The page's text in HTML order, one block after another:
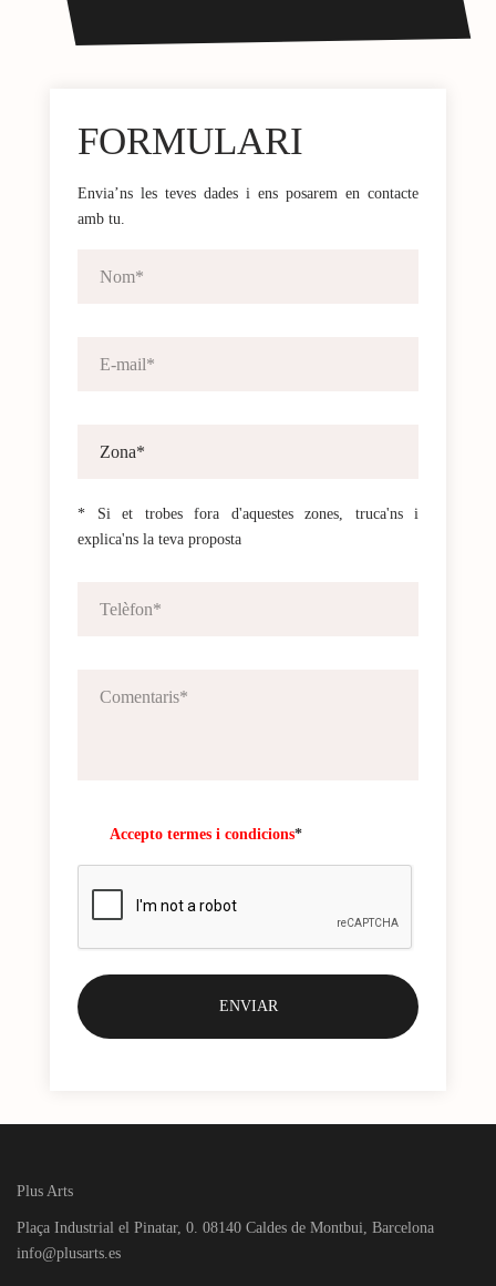
FORMULARI
Envia’ns les teves dades i ens posarem en contacte
amb tu.
* Si et trobes fora d'aquestes zones, truca'ns i
explica'ns la teva proposta
Accepto termes i condicions*
Plus Arts
Plaça Industrial el Pinatar, 0. 08140 Caldes de Montbui, Barcelona
info@plusarts.es